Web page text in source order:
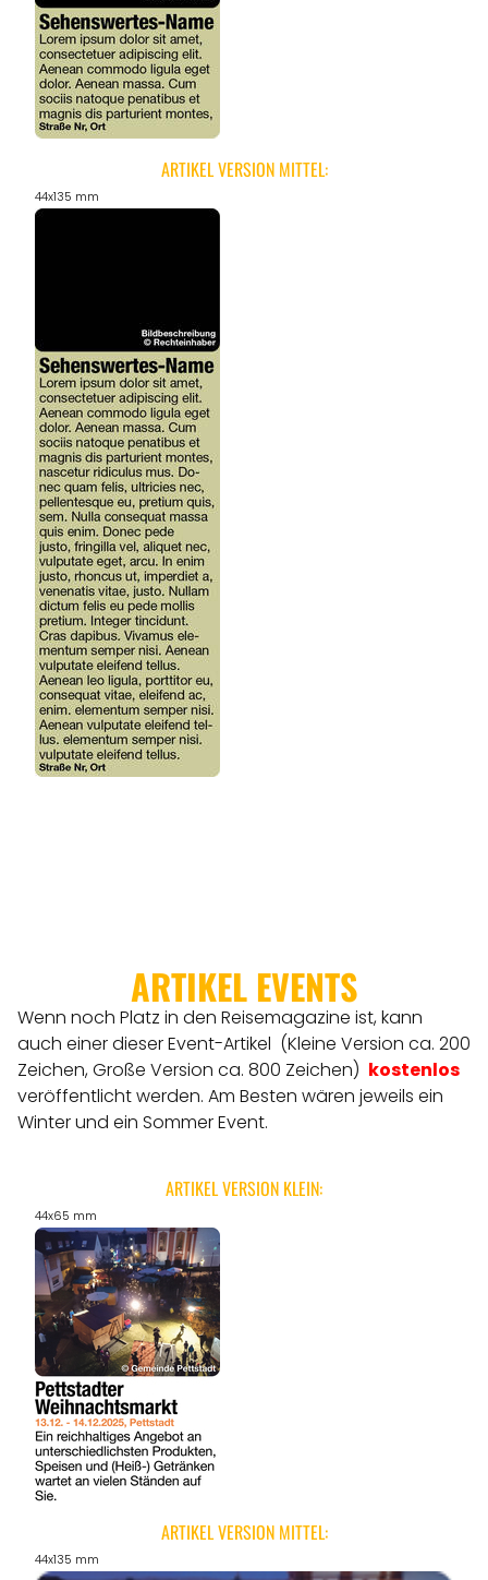
ARTIKEL VERSION MITTEL:
44x135 mm
ARTIKEL EVENTS
Wenn noch Platz in den Reisemagazine ist, kann
auch einer dieser Event-Artikel (Kleine Version ca. 200
Zeichen, Große Version ca. 800 Zeichen) kostenlos
veröffentlicht werden. Am Besten wären jeweils ein
Winter und ein Sommer Event.
ARTIKEL VERSION KLEIN:
44x65 mm
ARTIKEL VERSION MITTEL:
44x135 mm